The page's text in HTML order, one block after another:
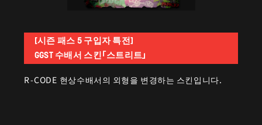
[시즌 패스 5 구입자 특전]
GGST 수배서 스킨「스트리트」
R-CODE 현상수배서의 외형을 변경하는 스킨입니다.